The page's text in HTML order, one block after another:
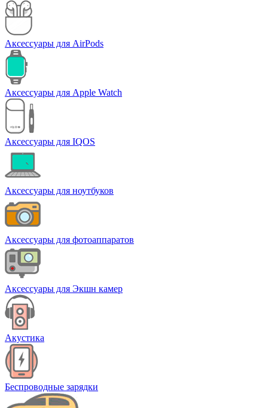
Аксессуары для AirPods
Аксессуары для Apple Watch
Аксессуары для IQOS
Аксессуары для ноутбуков
Аксессуары для фотоаппаратов
Аксессуары для Экшн камер
Акустика
Беспроводные зарядки